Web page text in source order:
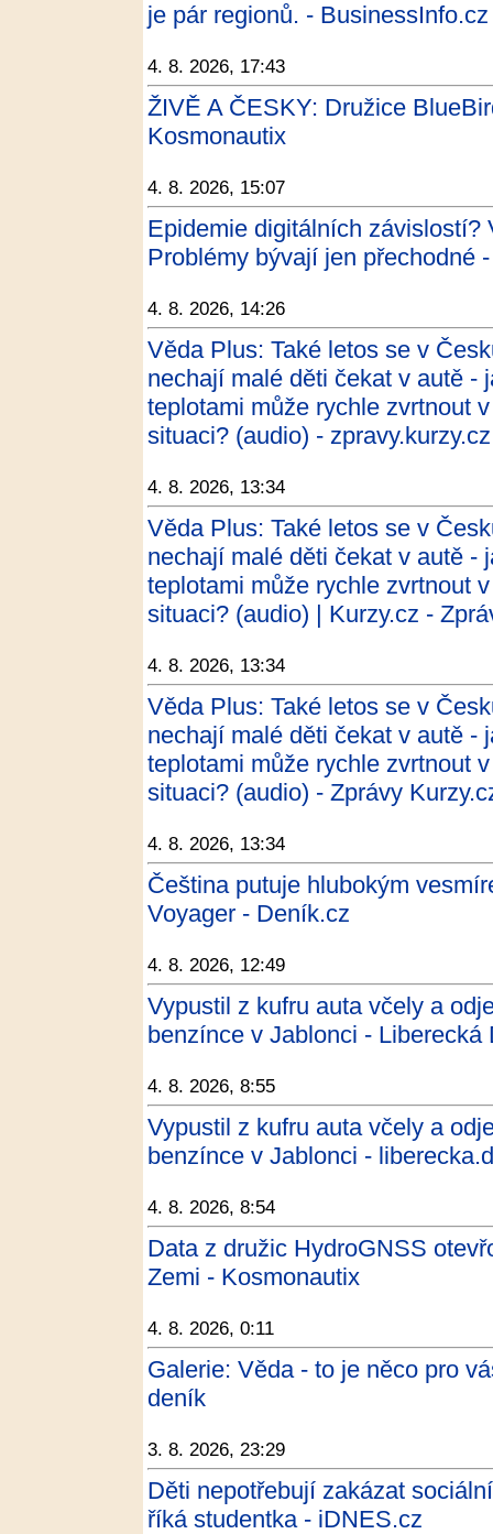
je pár regionů. - BusinessInfo.cz
4. 8. 2026, 17:43
ŽIVĚ A ČESKY: Družice
Kosmonautix
4. 8. 2026, 15:07
Epidemie digitálních
Problémy bývají jen přechodné
4. 8. 2026, 14:26
Věda Plus: Také letos se v
nechají malé děti čekat v autě -
teplotami může rychle zvrtnout
situaci? (audio) - zpravy.kurzy.cz
4. 8. 2026, 13:34
Věda Plus: Také letos se v
nechají malé děti čekat v autě -
teplotami může rychle zvrtnout
situaci? (audio) | Kurzy.cz -
4. 8. 2026, 13:34
Věda Plus: Také letos se v
nechají malé děti čekat v autě -
teplotami může rychle zvrtnout
situaci? (audio) - Zprávy
4. 8. 2026, 13:34
Čeština putuje hlubokým
Voyager - Deník.cz
4. 8. 2026, 12:49
Vypustil z kufru auta včely a
benzínce v Jablonci - Liberecká
4. 8. 2026, 8:55
Vypustil z kufru auta včely a
benzínce v Jablonci -
4. 8. 2026, 8:54
Data z družic HydroGNSS
Zemi - Kosmonautix
4. 8. 2026, 0:11
Galerie: Věda - to je něco pro
deník
3. 8. 2026, 23:29
Děti nepotřebují zakázat
říká studentka - iDNES.cz